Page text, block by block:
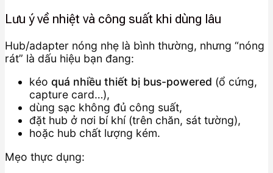
Lưu ý về nhiệt và công suất khi dùng lâu
Hub/adapter nóng nhẹ là bình thường, nhưng “nóng
rát” là dấu hiệu bạn đang:
kéo quá nhiều thiết bị bus-powered (ổ cứng,
capture card…),
dùng sạc không đủ công suất,
đặt hub ở nơi bí khí (trên chăn, sát tường),
hoặc hub chất lượng kém.
Mẹo thực dụng: